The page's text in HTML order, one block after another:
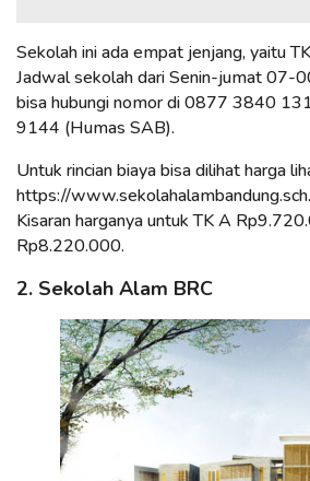
Sekolah ini ada empat jenjang, yaitu
Jadwal sekolah dari Senin-jumat 07-
bisa hubungi nomor di 0877 3840
9144 (Humas SAB).
Untuk rincian biaya bisa dilihat harga
https://
Kisaran harganya untuk TK A
Rp8.220.000.
2. Sekolah Alam BRC